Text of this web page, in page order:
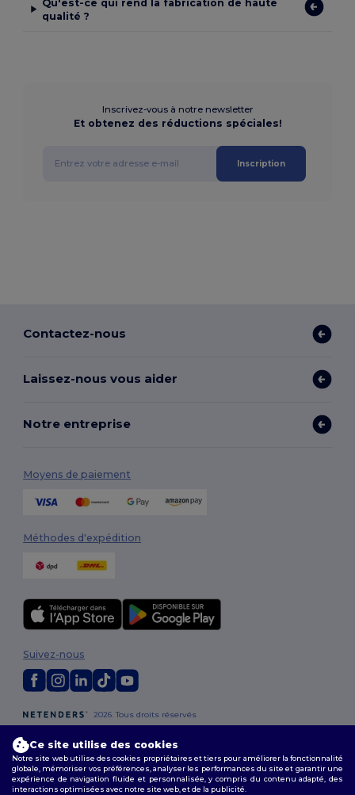
Qu'est-ce qui rend la fabrication de haute
qualité ?
Inscrivez-vous à notre newsletter
Et obtenez des réductions spéciales!
Inscription
Contactez-nous
Laissez-nous vous aider
Notre entreprise
Moyens de paiement
Méthodes d'expédition
2026. Tous droits réservés
Confidentialité|Politique de Cookies|
Suivez-nous
Ce site utilise des cookies
Notre site web utilise des cookies propriétaires et tiers pour améliorer la fonctionnalité
globale, mémoriser vos préférences, analyser les performances du site et garantir une
expérience de navigation fluide et personnalisée, y compris du contenu adapté, des
interactions optimisées avec notre site web, et de la publicité.